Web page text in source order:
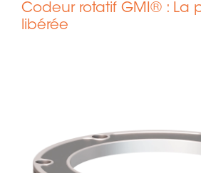
Codeur rotatif GMI® : La
libérée